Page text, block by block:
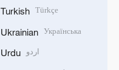
Turkish Türkçe
Ukrainian Українська
Urdu اردو